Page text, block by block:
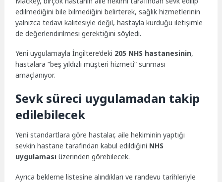
edilmediğini bile bilmediğini belirterek, sağlık hizmetlerinin
yalnızca tedavi kalitesiyle değil, hastayla kurduğu iletişimle
de değerlendirilmesi gerektiğini söyledi.
Yeni uygulamayla İngiltere’deki 205 NHS hastanesinin,
hastalara “beş yıldızlı müşteri hizmeti” sunması
amaçlanıyor.
Sevk süreci uygulamadan takip
edilebilecek
Yeni standartlara göre hastalar, aile hekiminin yaptığı
sevkin hastane tarafından kabul edildiğini NHS
uygulaması üzerinden görebilecek.
Ayrıca bekleme listesine alındıkları ve randevu tarihleriyle